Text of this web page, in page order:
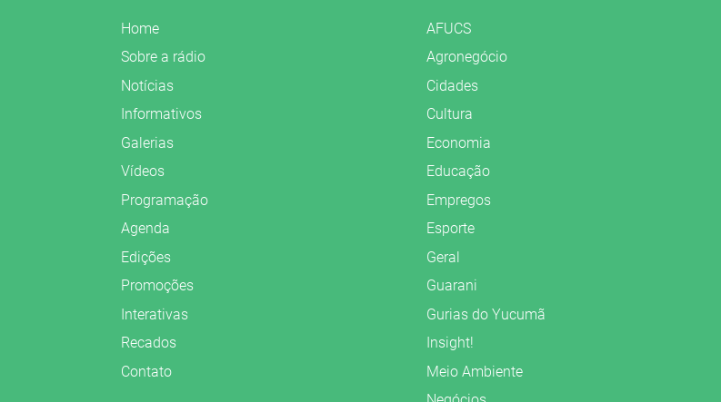
Home
Sobre a rádio
Notícias
Informativos
Galerias
Vídeos
Programação
Agenda
Edições
Promoções
Interativas
Recados
Contato
AFUCS
Agronegócio
Cidades
Cultura
Economia
Educação
Empregos
Esporte
Geral
Guarani
Gurias do Yucumã
Insight!
Meio Ambiente